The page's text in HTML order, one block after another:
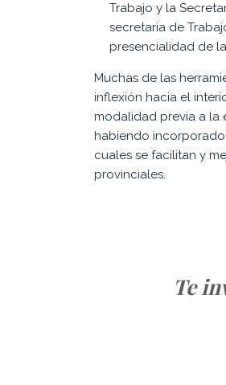
Trabajo y la
secretaria de
presencialidad de
Muchas de las
inflexión hacia el
modalidad previa a la
habiendo
cuales se facilitan y
provinciales.
Te